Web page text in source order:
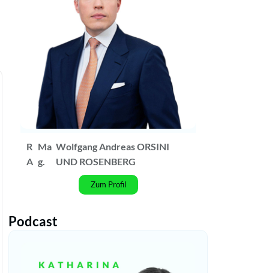
R
A
Ma
g.
Wolfgang Andreas ORSINI
UND ROSENBERG
Zum Profil
Podcast